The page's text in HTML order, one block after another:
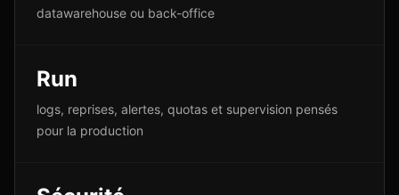
datawarehouse ou back-office
Run
logs, reprises, alertes, quotas et supervision pensés
pour la production